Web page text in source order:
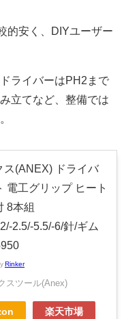
的安く、DIYユーザー
ライバーはPH2まで
立てなど、整備では
ス(ANEX) ドライバ
電工グリップ ヒート
8本組
2.5/-5.5/-6/針/ギム
Rinker
スツール(Anex)
楽天市場